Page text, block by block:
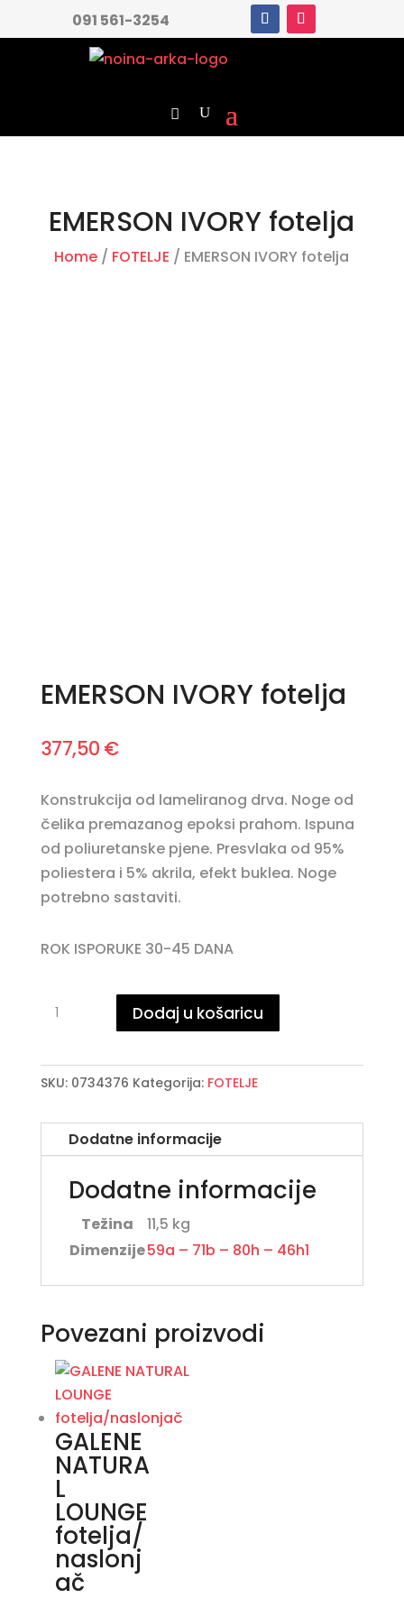
091 561-3254
EMERSON IVORY fotelja
Home / FOTELJE / EMERSON IVORY fotelja
EMERSON IVORY fotelja
377,50 €
Konstrukcija od lameliranog drva. Noge od
čelika premazanog epoksi prahom. Ispuna
od poliuretanske pjene. Presvlaka od 95%
poliestera i 5% akrila, efekt buklea. Noge
potrebno sastaviti.
ROK ISPORUKE 30-45 DANA
IVORY
količina
Dodaj u košaricu
SKU: 0734376 Kategorija: FOTELJE
Dodatne informacije
Dodatne informacije
Težina
11,5 kg
Dimenzije59a – 71b – 80h – 46h1
Povezani proizvodi
GALENE
NATURA
L
LOUNGE
fotelja/
naslonj
ač